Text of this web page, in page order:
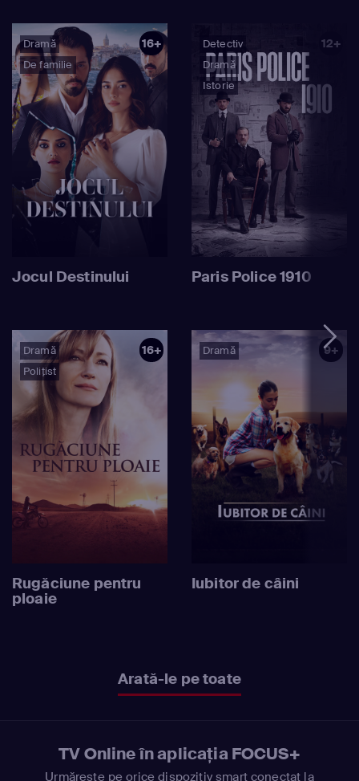
Dramă
De familie
16+
Jocul Destinului
Detectiv
Dramă
Istorie
12+
Paris Police 1910
Dramă
Polițist
16+
Rugăciune pentru
ploaie
Dramă 9+
Iubitor de câini
Arată-le pe toate
TV Online în aplicația FOCUS+
Urmărește pe orice dispozitiv smart conectat la